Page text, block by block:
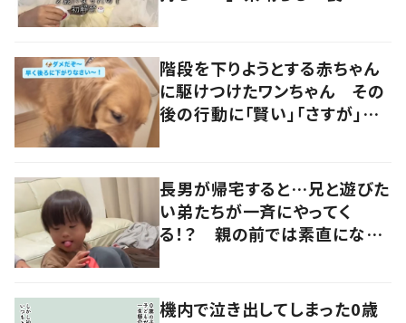
階段を下りようとする赤ちゃん
に駆けつけたワンちゃん その
後の行動に「賢い」「さすが」の
長男が帰宅すると…兄と遊びた
い弟たちが一斉にやってく
る！？ 親の前では素直になれ
機内で泣き出してしまった0歳